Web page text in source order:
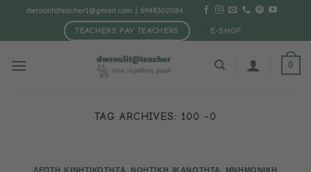
Μετάβαση
περιεχόμενο
dwroulitateacher1@gmail.com | 6948302084
TEACHERS PAY TEACHERS E-SHOP
0
TAG ARCHIVES: 100 -0